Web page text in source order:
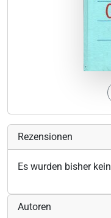
Rezensionen
Es wurden bisher
Autoren